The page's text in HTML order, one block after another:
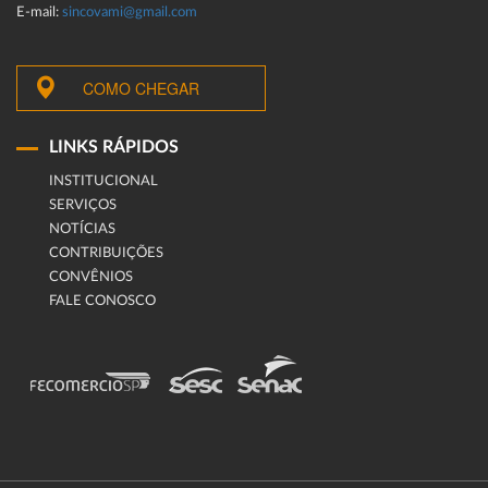
E-mail: sincovami@gmail.com
COMO CHEGAR
LINKS RÁPIDOS
INSTITUCIONAL
SERVIÇOS
NOTÍCIAS
CONTRIBUIÇÕES
CONVÊNIOS
FALE CONOSCO